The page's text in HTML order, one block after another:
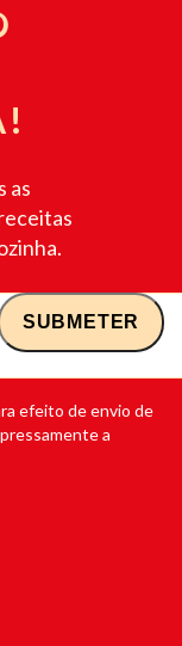
as
efeito de envio de
a